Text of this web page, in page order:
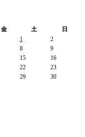
金 土
日
1
2
8
9
15
16
22
23
29
30